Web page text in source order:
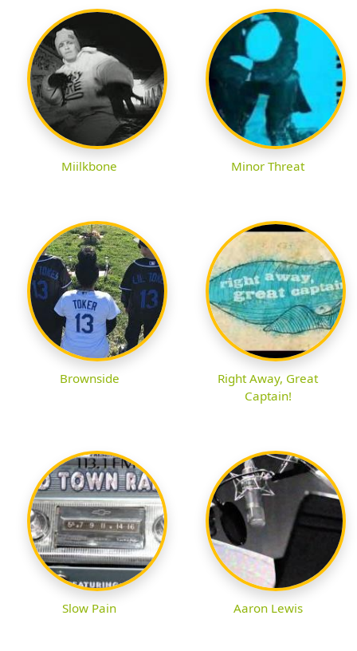
Miilkbone Minor Threat
Brownside
Right Away, Great
Captain!
Slow Pain Aaron Lewis